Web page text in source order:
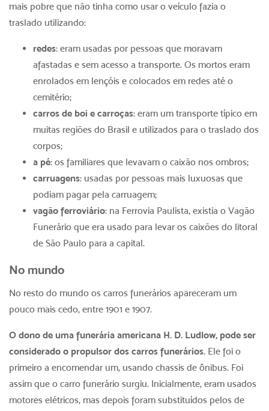
mais pobre que não tinha como usar o veículo fazia o
traslado utilizando:
redes: eram usadas por pessoas que moravam
afastadas e sem acesso a transporte. Os mortos eram
enrolados em lençóis e colocados em redes até o
cemitério;
carros de boi e carroças: eram um transporte típico em
muitas regiões do Brasil e utilizados para o traslado dos
corpos;
a pé: os familiares que levavam o caixão nos ombros;
carruagens: usadas por pessoas mais luxuosas que
podiam pagar pela carruagem;
vagão ferroviário: na Ferrovia Paulista, existia o Vagão
Funerário que era usado para levar os caixões do litoral
de São Paulo para a capital.
No mundo
No resto do mundo os carros funerários apareceram um
pouco mais cedo, entre 1901 e 1907.
O dono de uma funerária americana H. D. Ludlow, pode ser
considerado o propulsor dos carros funerários. Ele foi o
primeiro a encomendar um, usando chassis de ônibus. Foi
assim que o carro funerário surgiu. Inicialmente, eram usados
motores elétricos, mas depois foram substituídos pelos de